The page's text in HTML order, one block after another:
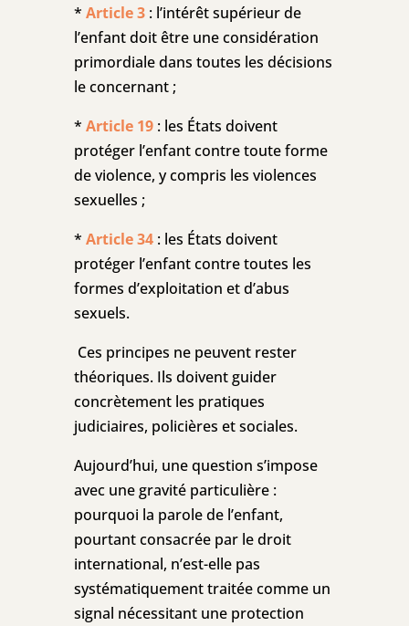
* Article 3: l’intérêt supérieur de
l’enfant doit être une considération
primordiale dans toutes les décisions
le concernant ;
* Article 19: les États doivent
protéger l’enfant contre toute forme
de violence, y compris les violences
sexuelles ;
* Article 34: les États doivent
protéger l’enfant contre toutes les
formes d’exploitation et d’abus
sexuels.
Ces principes ne peuvent rester
théoriques. Ils doivent guider
concrètement les pratiques
judiciaires, policières et sociales.
Aujourd’hui, une question s’impose
avec une gravité particulière :
pourquoi la parole de l’enfant,
pourtant consacrée par le droit
international, n’est-elle pas
systématiquement traitée comme un
signal nécessitant une protection